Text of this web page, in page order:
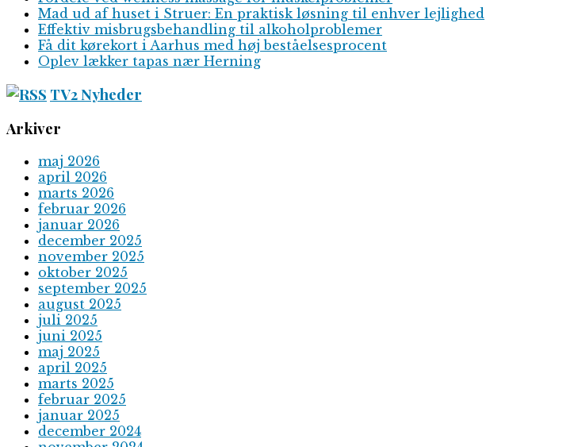
Mad ud af huset i Struer: En praktisk løsning til enhver lejlighed
Effektiv misbrugsbehandling til alkoholproblemer
Få dit kørekort i Aarhus med høj beståelsesprocent
Oplev lækker tapas nær Herning
TV2 Nyheder
Arkiver
maj 2026
april 2026
marts 2026
februar 2026
januar 2026
december 2025
november 2025
oktober 2025
september 2025
august 2025
juli 2025
juni 2025
maj 2025
april 2025
marts 2025
februar 2025
januar 2025
december 2024